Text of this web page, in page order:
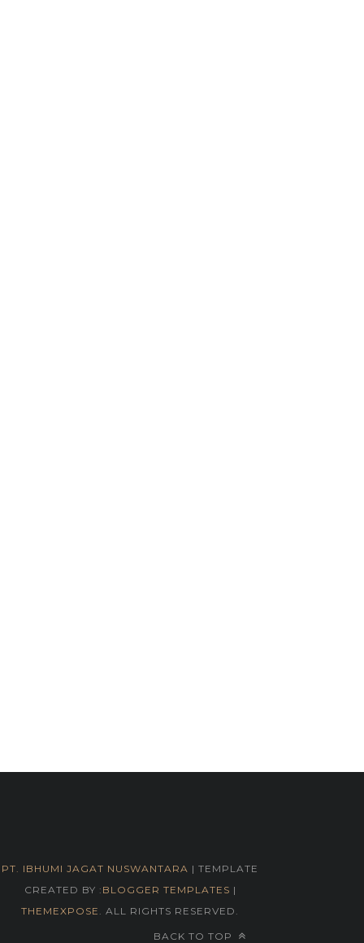
PT. IBHUMI JAGAT NUSWANTARA | TEMPLATE
CREATED BY : BLOGGER TEMPLATES |
THEMEXPOSE . ALL RIGHTS RESERVED.
BACK TO TOP